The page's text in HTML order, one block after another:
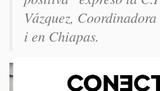
Vázquez,
i en Chiapas.